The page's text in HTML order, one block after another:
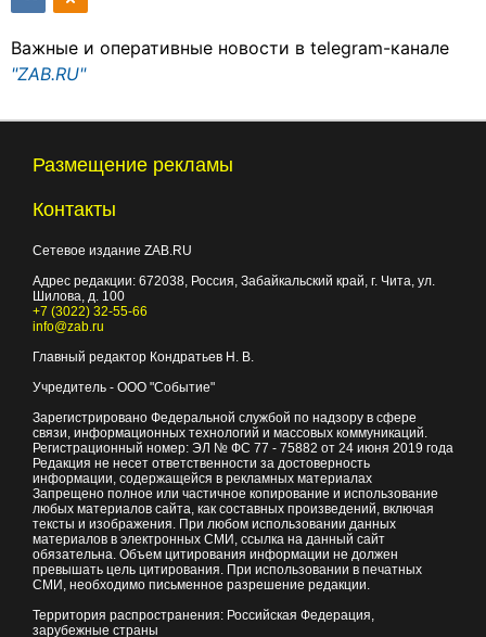
Важные и оперативные новости в telegram-канале
"ZAB.RU"
Размещение рекламы
Контакты
Сетевое издание ZAB.RU
Адрес редакции: 672038 , Россия, Забайкальский край, г. Чита ул.
Шилова, д. 100
+7 (3022) 32-55-66
info@zab.ru
Главный редактор Кондратьев Н. В.
Учредитель - ООО "Событие"
Зарегистрировано Федеральной службой по надзору в сфере
связи, информационных технологий и массовых коммуникаций.
Регистрационный номер: ЭЛ № ФС 77 - 75882 от 24 июня 2019 года
Редакция не несет ответственности за достоверность
информации, содержащейся в рекламных материалах
Запрещено полное или частичное копирование и использование
любых материалов сайта, как составных произведений, включая
тексты и изображения. При любом использовании данных
материалов в электронных СМИ, ссылка на данный сайт
обязательна. Объем цитирования информации не должен
превышать цель цитирования. При использовании в печатных
СМИ, необходимо письменное разрешение редакции.
Территория распространения: Российская Федерация,
зарубежные страны